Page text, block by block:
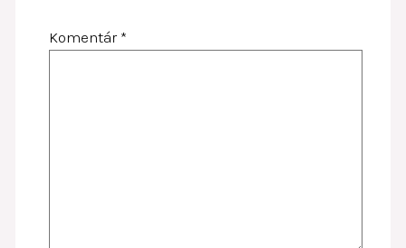
Komentár *